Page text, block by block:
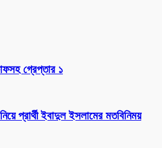
গ্রেপ্তার ১
প্রার্থী ইবাদুল ইসলামের মতবিনিময়